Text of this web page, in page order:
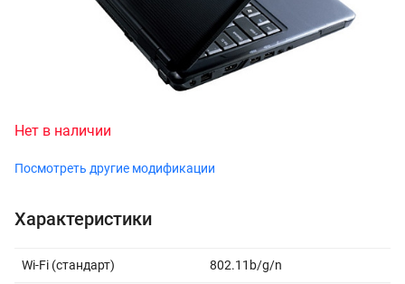
Нет в наличии
Посмотреть другие модификации
Характеристики
Wi-Fi (стандарт) 802.11b/g/n